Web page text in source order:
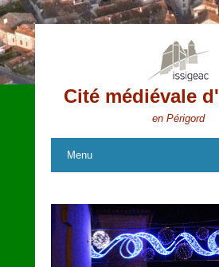
Cité médiévale
en Périgord
Menu